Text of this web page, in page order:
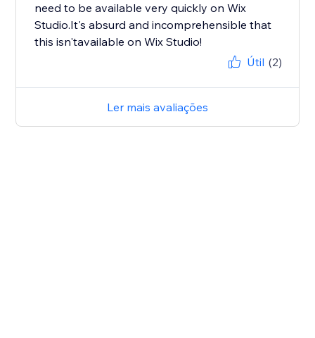
need to be available very quickly on Wix
Studio.It's absurd and incomprehensible that
this isn'tavailable on Wix Studio!
Útil (2)
Ler mais avaliações